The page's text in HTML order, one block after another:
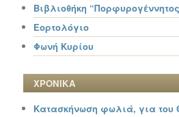
Βιβλιοθήκη
Εορτολόγιο
Φωνή Κυρίου
ΧΡΟΝΙΚΑ
Κατασκήνωση φωλιά, για